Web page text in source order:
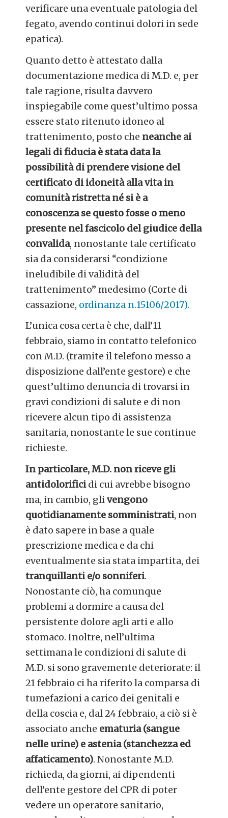
verificare una eventuale patologia del
fegato, avendo continui dolori in sede
epatica).
Quanto detto è attestato dalla
documentazione medica di M.D. e, per
tale ragione, risulta davvero
inspiegabile come quest’ultimo possa
essere stato ritenuto idoneo al
trattenimento, posto che neanche ai
legali di fiducia è stata data la
possibilità di prendere visione del
certificato di idoneità alla vita in
comunità ristretta né si è a
conoscenza se questo fosse o meno
presente nel fascicolo del giudice della
convalida, nonostante tale certificato
sia da considerarsi “condizione
ineludibile di validità del
trattenimento” medesimo (Corte di
cassazione, ordinanza n.15106/2017).
L’unica cosa certa è che, dall’11
febbraio, siamo in contatto telefonico
con M.D. (tramite il telefono messo a
disposizione dall’ente gestore) e che
quest’ultimo denuncia di trovarsi in
gravi condizioni di salute e di non
ricevere alcun tipo di assistenza
sanitaria, nonostante le sue continue
richieste.
In particolare, M.D. non riceve gli
antidolorificidi cui avrebbe bisogno
ma, in cambio, glivengono
quotidianamente somministrati, non
è dato sapere in base a quale
prescrizione medica e da chi
eventualmente sia stata impartita, dei
tranquillanti e/o sonniferi.
Nonostante ciò, ha comunque
problemi a dormire a causa del
persistente dolore agli arti e allo
stomaco. Inoltre, nell’ultima
settimana le condizioni di salute di
M.D. si sono gravemente deteriorate: il
21 febbraio ci ha riferito la comparsa di
tumefazioni a carico dei genitali e
della coscia e, dal 24 febbraio, a ciò si è
associato anche ematuria (sangue
nelle urine) e astenia (stanchezza ed
affaticamento). Nonostante M.D.
richieda, da giorni, ai dipendenti
dell’ente gestore del CPR di poter
vedere un operatore sanitario,